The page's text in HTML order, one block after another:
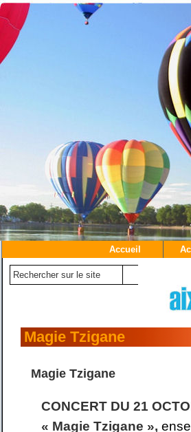
Accueil
Magie Tzigane
Magie Tzigane
CONCERT DU 21
« Magie Tzigane »,